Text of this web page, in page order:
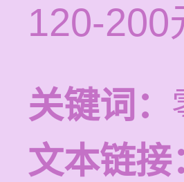
120-200
关键词：
文本链接